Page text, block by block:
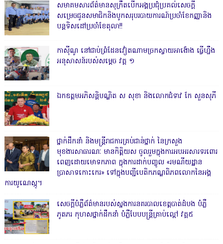
សមាគមសារព័ត៌មានសុក្រឹតបើកអង្គប្រជុំប្រគល់សេចក្តី
សម្រេចជូនសមាជិកនិងបូកសរុបរបាយការណ៍ប្រចាំខែកញ្ញានិង
បន្តទិសដៅប្រចាំខែតុលា!!
កាសុីណូ នៅជាប់ព្រំដែនវៀតណាមច្រកស្វាយអាង៉ោង ធ្វើហ្នឹង
អនុសាសន៍របស់សម្ដេច វគ្គ ១
ឯកឧត្តមអភិសន្តិបណ្ឌិត ស សុខា និងលោកជំទាវ កែ សួនសុភី
ថ្នាក់ដឹកនាំ និងមន្ត្រីរាជការគ្រប់ជាន់ថ្នាក់ នៃក្រសួង
មុខងារសាធារណៈ មានកិត្តិយស ចូលរួមក្នុងការអបអរសារទរពោរ
ពេញដោយមោទកភាព ក្នុងការដាក់បញ្ចូល «រមណីយដ្ឋាន
ប្រាសាទកោះកេរ» ទៅក្នុងបញ្ជីបេតិកភណ្ឌពិភពលោកនៃអង្គ
ការយូណេស្កូ។
សេចក្តីបំភ្លឺព័ត៌មានរបស់ស្នងការនគរបាលខេត្តបាត់ដំបង បំភ្លឺ
ភូតភរ កុហសថ្នាក់ដឹកនាំ បំភ្លឺបែបបន្ត្រីគ្រាប់ល្ពៅ វគ្គ៥